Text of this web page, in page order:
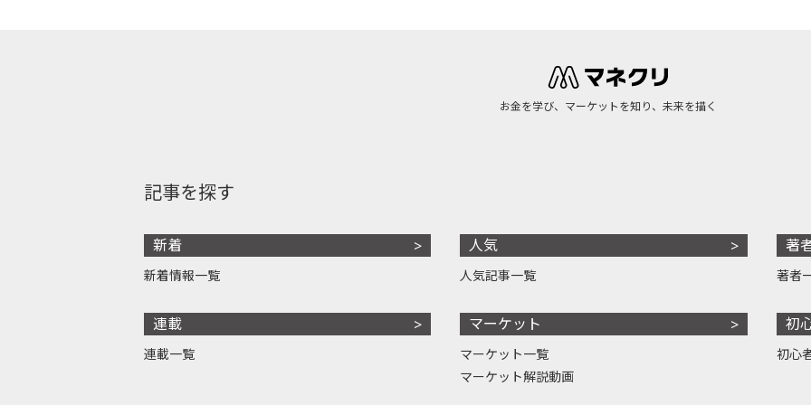
お金を学び、マーケットを知り、未来を描く
記事を探す
新着
新着情報一覧
連載
連載一覧
人気
人気記事一覧
マーケット
マーケット一覧
マーケット解説動画
著
著者
初
初心